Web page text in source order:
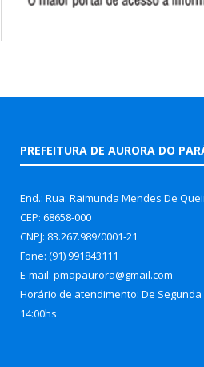
PREFEITURA DE AURORA DO
End.: Rua: Raimunda Mendes De
CEP: 68658-000
CNPJ: 83.267.989/0001-21
Fone: (91) 991843111
E-mail: pmapaurora@gmail.com
Horário de atendimento: De Segunda
14:00hs